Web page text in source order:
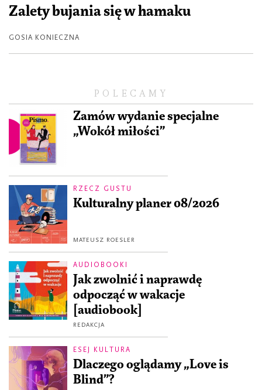
POLECAMY
Zamów wydanie specjalne
„Wokół miłości”
RZECZ GUSTU
Kulturalny planer 08/2026
MATEUSZ ROESLER
AUDIOBOOKI
Jak zwolnić i naprawdę
odpocząć w wakacje
[audiobook]
REDAKCJA
ESEJ KULTURA
Dlaczego oglądamy „Love is
Blind”?
Zalety bujania się w hamaku
GOSIA KONIECZNA